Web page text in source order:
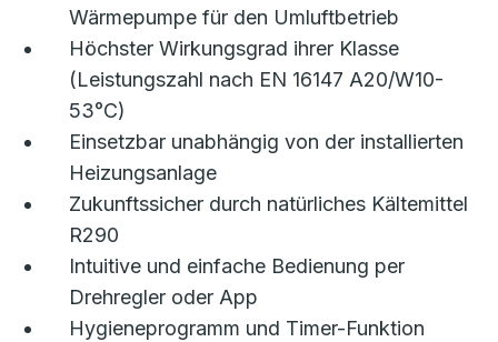
Wärmepumpe für den Umluftbetrieb
Höchster Wirkungsgrad ihrer Klasse
(Leistungszahl nach EN 16147 A20/W10-
53°C)
Einsetzbar unabhängig von der installierten
Heizungsanlage
Zukunftssicher durch natürliches Kältemittel
R290
Intuitive und einfache Bedienung per
Drehregler oder App
Hygieneprogramm und Timer-Funktion